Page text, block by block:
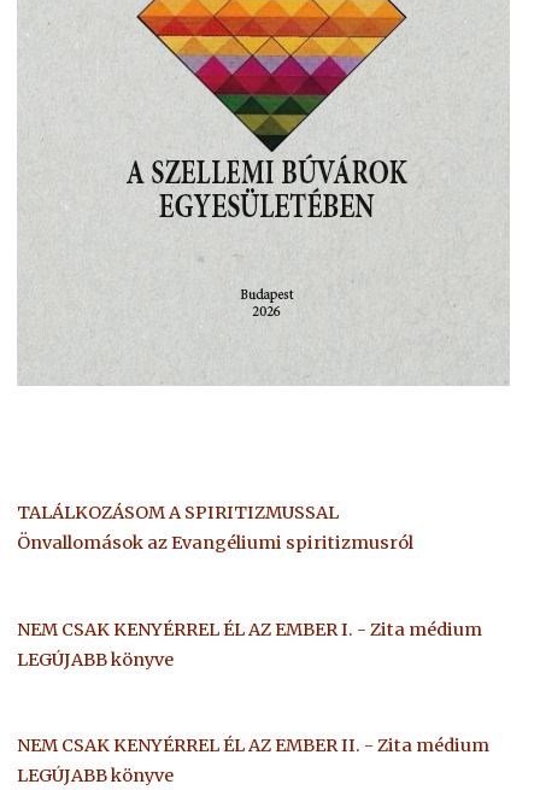
TALÁLKOZÁSOM A SPIRITIZMUSSAL
Önvallomások az Evangéliumi spiritizmusról
NEM CSAK KENYÉRREL ÉL AZ EMBER I. - Zita médium
LEGÚJABB könyve
NEM CSAK KENYÉRREL ÉL AZ EMBER II. - Zita médium
LEGÚJABB könyve